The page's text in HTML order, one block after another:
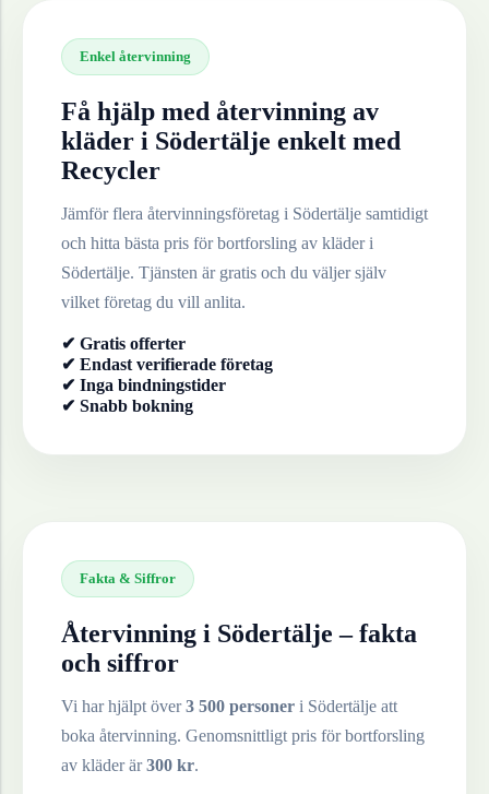
Enkel återvinning
Få hjälp med återvinning av
kläder i Södertälje enkelt med
Recycler
Jämför flera återvinningsföretag i Södertälje samtidigt
och hitta bästa pris för bortforsling av kläderi
Södertälje. Tjänsten är gratis och du väljer själv
vilket företag du vill anlita.
✔ Gratis offerter
✔ Endast verifierade företag
✔ Inga bindningstider
✔ Snabb bokning
Fakta & Siffror
Återvinning i Södertälje – fakta
och siffror
Vi har hjälpt över3 500 personer i Södertälje att
boka återvinning. Genomsnittligt pris för bortforsling
av kläderär300 kr.